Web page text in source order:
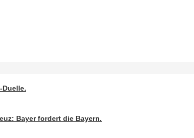
Bayer fordert die Bayern.